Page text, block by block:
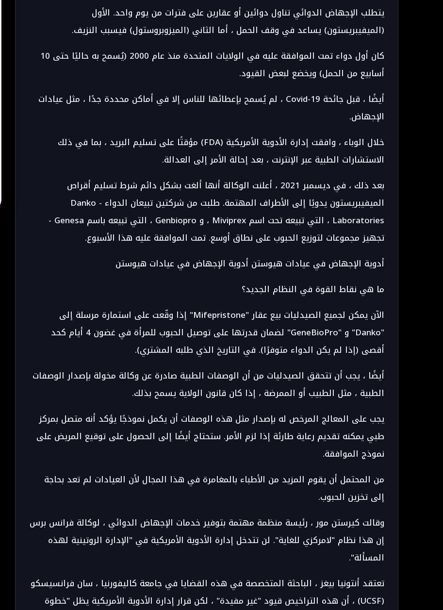
يتطلب الإجهاض الدوائي تناول دوائين أو عقارين على فترات من يوم واحد. الأول
(الميفيبريستون) يساعد في وقف الحمل ، أما الثاني (الميزوبروستول) فيسبب النزيف.
كان أول دواء تمت الموافقة عليه في الولايات المتحدة منذ عام 2000 (يُسمح به حاليًا حتى 10
أسابيع من الحمل) ويخضع لبعض القيود.
أيضًا ، قبل جائحة Covid-19 ، لم يُسمح بإعطائها للناس إلا في أماكن محددة جدًا ، مثل عيادات
الإجهاض.
خلال الوباء ، وافقت إدارة الأدوية الأمريكية (FDA) مؤقتًا على تسليم البريد ، بما في ذلك
الاستشارات الطبية عبر الإنترنت ، بعد إحالة الأمر إلى العدالة.
بعد ذلك ، في ديسمبر 2021 ، أعلنت الوكالة أنها ألغت بشكل دائم شرط تسليم أقراص
الميفيبريستون يدويًا إلى الأطراف المهتمة. طلبت من شركتين تبيعان الدواء - Danko
Laboratories ، التي تبيعه تحت اسم Miviprex ، و Genbiopro ، التي تبيعه باسم Genesa -
تجهيز مجموعات لتوزيع الحبوب على نطاق أوسع. تمت الموافقة عليه هذا الأسبوع.
أدوية الإجهاض في عيادات هيوستن أدوية الإجهاض في عيادات هيوستن
ما هي نقاط القوة في النظام الجديد؟
الآن يمكن لجميع الصيدليات بيع عقار "Mifepristone" إذا وقّعت على استمارة مرسلة إلى
"Danko" و "GeneBioPro" لضمان قدرتها على توصيل الحبوب للمرأة في غضون 4 أيام كحد
أقصى (إذا لم يكن الدواء متوفرًا). في التاريخ الذي طلبه المشتري).
أيضًا ، يجب أن تتحقق الصيدليات من أن الوصفات الطبية صادرة عن وكالة مخولة بإصدار الوصفات
الطبية ، مثل الطبيب أو الممرضة ، إذا كان قانون الولاية يسمح بذلك.
يجب على المعالج المرخص له بإصدار مثل هذه الوصفات أن يكمل نموذجًا يؤكد أنه متصل بمركز
طبي يمكنه تقديم رعاية طارئة إذا لزم الأمر. ستحتاج أيضًا إلى الحصول على توقيع المريض على
نموذج الموافقة.
من المحتمل أن يقوم المزيد من الأطباء بالمغامرة في هذا المجال لأن العيادات لم تعد بحاجة
إلى تخزين الحبوب.
وقالت كيرستن مور ، رئيسة منظمة مهتمة بتوفير خدمات الإجهاض الدوائي ، لوكالة فرانس برس
إن هذا نظام "لامركزي للغاية". لن تتدخل إدارة الأدوية الأمريكية في "الإدارة الروتينية لهذه
المسألة".
تعتقد أنتونيا بيغز ، الباحثة المتخصصة في هذه القضايا في جامعة كاليفورنيا ، سان فرانسيسكو
(UCSF) ، أن هذه التراخيص قيود "غير مفيدة" ، لكن قرار إدارة الأدوية الأمريكية يظل "خطوة